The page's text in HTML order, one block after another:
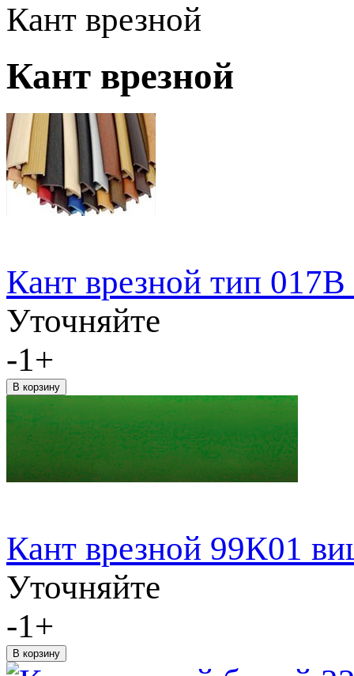
Кант врезной
Кант врезной
Кант врезной тип
Уточняйте
-1+
Кант врезной 99К01
Уточняйте
-1+